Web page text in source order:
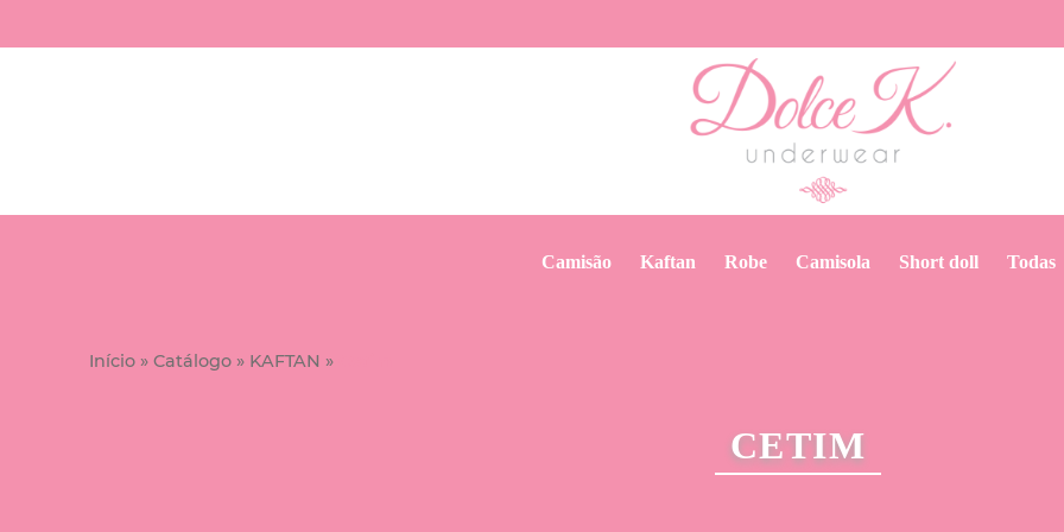
camisão kaftan robe camisola short doll todas
Início »Catálogo » KAFTAN »
CETIM